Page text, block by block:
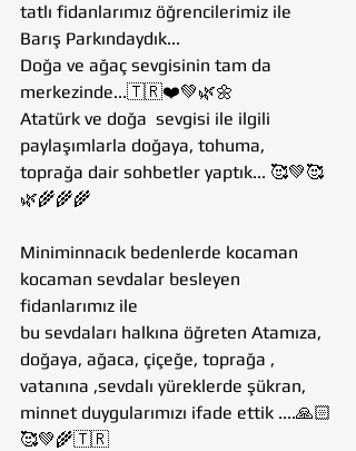
tatlı fidanlarımız öğrencilerimiz ile
Barış Parkındaydık...
Doğa ve ağaç sevgisinin tam da
merkezinde...🇹🇷❤️💚🌿🌼
Atatürk ve doğa  sevgisi ile ilgili
paylaşımlarla doğaya, tohuma,
toprağa dair sohbetler yaptık... 🥰💚🥰
🌿🌾🌾🌾
Miniminnacık bedenlerde kocaman
kocaman sevdalar besleyen
fidanlarımız ile
bu sevdaları halkına öğreten Atamıza,
doğaya, ağaca, çiçeğe, toprağa ,
vatanına ,sevdalı yüreklerde şükran,
minnet duygularımızı ifade ettik ....🙏🏻
🥰💚🌾🇹🇷